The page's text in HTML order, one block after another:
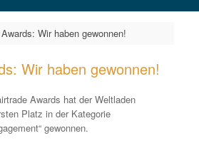
Wir haben gewonnen!
Wir haben gewonnen!
Awards hat der Weltladen
Platz in der Kategorie
gewonnen.